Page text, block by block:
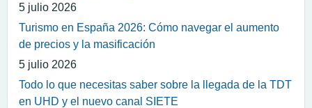
5 julio 2026
Turismo en España 2026: Cómo navegar el aumento
de precios y la masificación
5 julio 2026
Todo lo que necesitas saber sobre la llegada de la TDT
en UHD y el nuevo canal SIETE